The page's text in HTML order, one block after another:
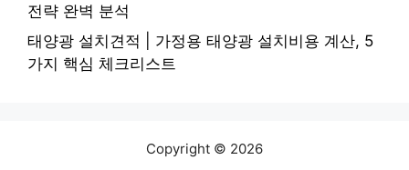
전략 완벽 분석
태양광 설치견적 | 가정용 태양광 설치비용 계산, 5
가지 핵심 체크리스트
Copyright © 2026